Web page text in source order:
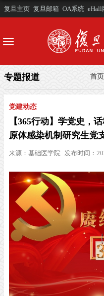
复旦主页 复旦邮箱 OA系统 eHall
首页
专题报道
党建动态
【365行动】学党史，
原体感染机制研究生党
来源： 基础医学院 发布时间：